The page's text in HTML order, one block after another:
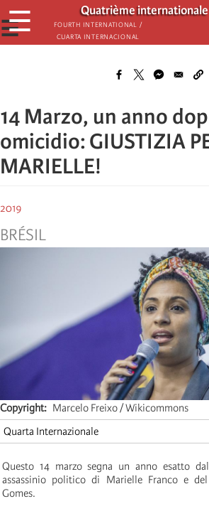
Skip
to
main
Quatrième internationale
Fourth International /
Cuarta Internacional
☰
☰
14 Marzo, un anno
omicidio: GIUSTIZIA
MARIELLE!
2019
BRÉSIL
Copyright
Marcelo Freixo / Wikicommons
Quarta Internazionale
Questo 14 marzo segna un anno esatto
assassinio politico di Marielle Franco e
Gomes.